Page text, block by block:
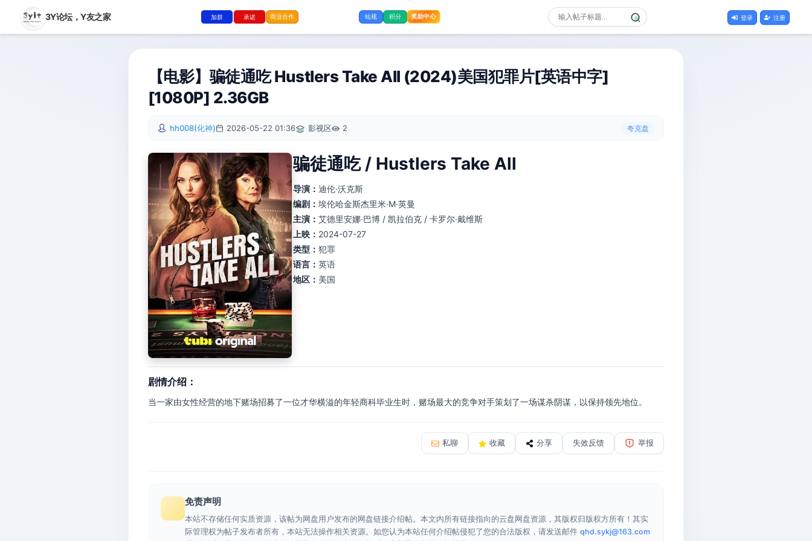
3Y论坛，Y友之家 加群 承诺 商业合作 站规 积分 奖励中心 登录 注册
【电影】骗徒通吃 Hustlers Take All (2024)美国犯罪片[英语中字]
[1080P] 2.36GB
hh008(化神) 2026-05-22 01:36 影视区 2 夸克盘
骗徒通吃 / Hustlers Take All
导演： 迪伦·沃克斯
编剧： 埃伦哈金斯杰里米·M·英曼
主演： 艾德里安娜·巴博 / 凯拉伯克 / 卡罗尔·戴维斯
上映： 2024-07-27
类型： 犯罪
语言： 英语
地区： 美国
剧情介绍：
当一家由女性经营的地下赌场招募了一位才华横溢的年轻商科毕业生时，赌场最大的竞争对手策划了一场谋杀阴谋，以保持领先地位。
私聊 收藏 分享 失效反馈 举报
免责声明
本站不存储任何实质资源，该帖为网盘用户发布的网盘链接介绍帖。本文内所有链接指向的云盘网盘资源，其版权归版权方所有！其实
际管理权为帖子发布者所有，本站无法操作相关资源。如您认为本站任何介绍帖侵犯了您的合法版权，请发送邮件 qhd.sykj@163.com